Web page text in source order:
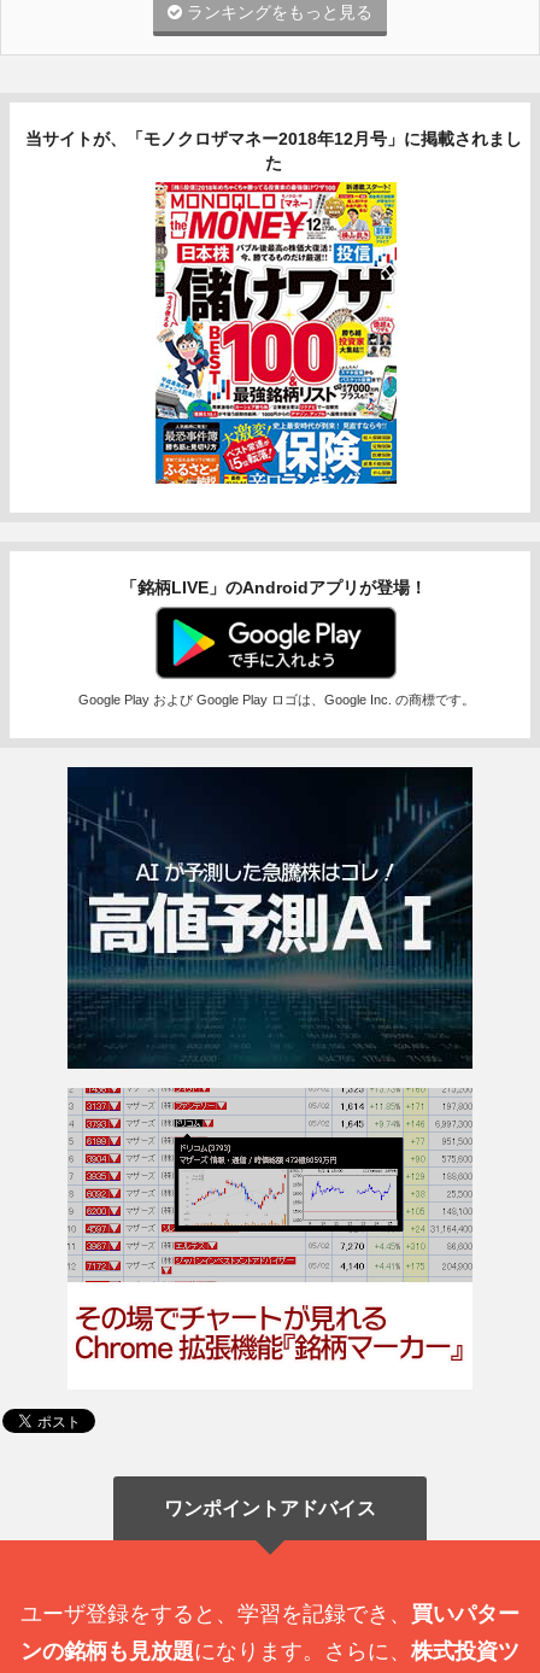
ランキングをもっと見る
当サイトが、「モノクロザマネー2018年12月号」に掲載されまし
た
「銘柄LIVE」のAndroidアプリが登場！
Google Play および Google Play ロゴは、Google Inc. の商標です。
ワンポイントアドバイス
ユーザ登録をすると、学習を記録でき、 買いパター
ンの銘柄も見放題になります。さらに、 株式投資ツ